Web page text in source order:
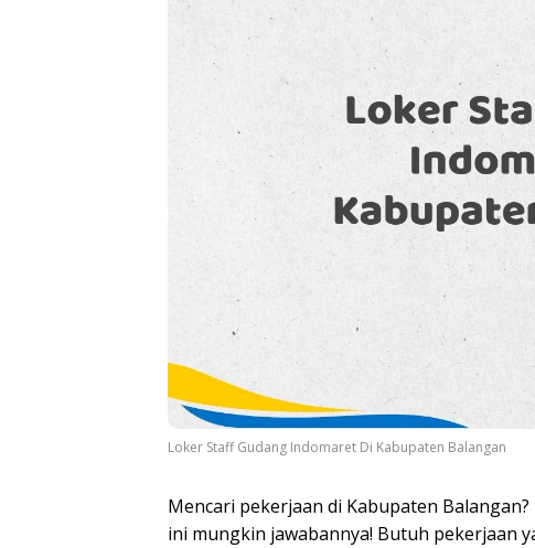
Loker Staff Gudang Indomaret Di Kabupaten Balangan
Mencari pekerjaan di Kabupaten
ini mungkin jawabannya! Butuh pekerjaan